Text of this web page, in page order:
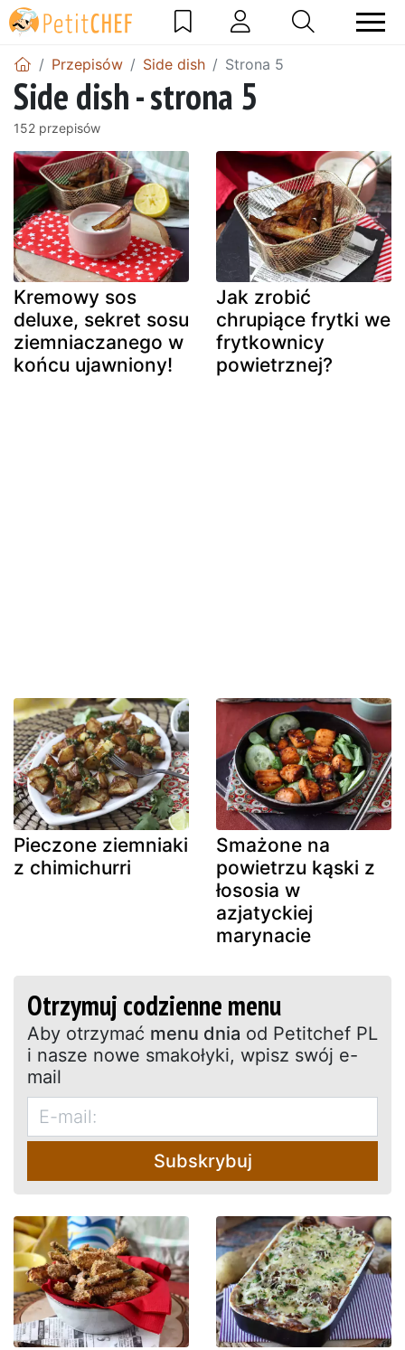
Przepisów Side dish Strona 5
Side dish - strona 5
152 przepisów
Kremowy sos
deluxe, sekret sosu
ziemniaczanego w
końcu ujawniony!
Jak zrobić
chrupiące frytki we
frytkownicy
powietrznej?
Pieczone ziemniaki
z chimichurri
Smażone na
powietrzu kąski z
łososia w
azjatyckiej
marynacie
Otrzymuj codzienne menu
Aby otrzymać menu dnia od Petitchef PL
i nasze nowe smakołyki, wpisz swój e-
mail
Subskrybuj